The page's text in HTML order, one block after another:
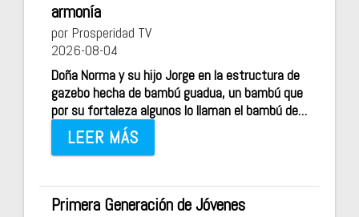
armonía
por Prosperidad TV
2026-08-04
Doña Norma y su hijo Jorge en la estructura de
gazebo hecha de bambú guadua, un bambú que
por su fortaleza algunos lo llaman el bambú de…
LEER MÁS
Primera Generación de Jóvenes